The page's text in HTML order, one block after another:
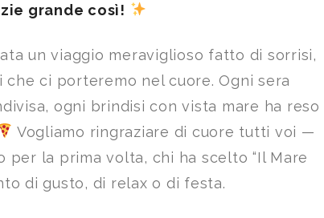
grande così!
un viaggio meraviglioso fatto di sorrisi,
ci porteremo nel cuore. Ogni sera
ogni brindisi con vista mare ha reso
Vogliamo ringraziare di cuore tutti voi —
la prima volta, chi ha scelto “Il Mare
di gusto, di relax o di festa.